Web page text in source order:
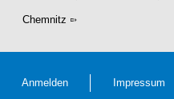
Chemnitz
Anmelden Impressum